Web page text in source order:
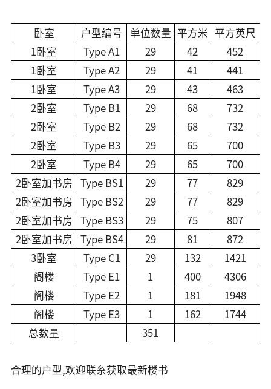
卧室 户型编号 单位数量 平方米 平方英尺
1卧室
Type A1 29 42
452
1卧室
Type A2 29 41
441
1卧室
Type A3 29 43
463
2卧室
Type B1 29 68
732
2卧室
Type B2 29 68
732
2卧室
Type B3 29 65
700
2卧室
Type B4 29 65
700
2卧室加书房 Type BS1 29 77
829
2卧室加书房 Type BS2 29 77
829
2卧室加书房 Type BS3 29 75
807
2卧室加书房 Type BS4 29 81
872
3卧室
Type C1 29 132
1421
阁楼
Type E1 1 400
4306
阁楼
Type E2 1 181
1948
阁楼
Type E3 1 162
1744
总数量
351
合理的户型,欢迎联糸获取最新楼书